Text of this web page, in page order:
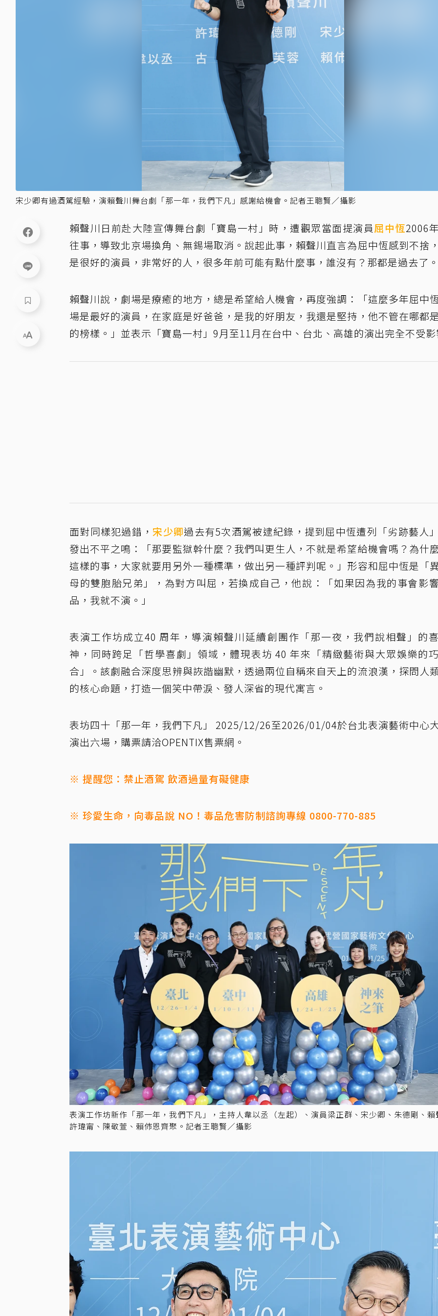
宋少卿有過酒駕經驗，演賴聲川舞台劇「那一年，我們下凡」感謝給機會。記者王聰賢／攝影
賴聲川日前赴大陸宣傳舞台劇「寶島一村」時，遭觀眾當面提演員屈中恆2006
往事，導致北京場換角、無錫場取消。說起此事，賴聲川直言為屈中恆感到不捨
是很好的演員，非常好的人，很多年前可能有點什麼事，誰沒有？那都是過去了。
賴聲川說，劇場是療癒的地方，總是希望給人機會，再度強調：「這麼多年屈中
場是最好的演員，在家庭是好爸爸，是我的好朋友，我還是堅持，他不管在哪都
的榜樣。」並表示「寶島一村」9月至11月在台中、台北、高雄的演出完全不受影
面對同樣犯過錯，宋少卿過去有5次酒駕被逮紀錄，提到屈中恆遭列「劣跡藝人
發出不平之鳴：「那要監獄幹什麼？我們叫更生人，不就是希望給機會嗎？為什
這樣的事，大家就要用另外一種標準，做出另一種評判呢。」形容和屈中恆是「
母的雙胞胎兄弟」，為對方叫屈，若換成自己，他說：「如果因為我的事會影
品，我就不演。」
表演工作坊成立40 周年，導演賴聲川延續創團作「那一夜，我們說相聲」的
神，同時跨足「哲學喜劇」領域，體現表坊 40 年來「精緻藝術與大眾娛樂的
合」。該劇融合深度思辨與詼諧幽默，透過兩位自稱來自天上的流浪漢，探問人
的核心命題，打造一個笑中帶淚、發人深省的現代寓言。
表坊四十「那一年，我們下凡」 2025/12/26至2026/01/04於台北表演藝術中心
演出六場，購票請洽OPENTIX售票網。
※ 提醒您：禁止酒駕 飲酒過量有礙健康
※ 珍愛生命，向毒品說 NO！毒品危害防制諮詢專線 0800-770-885
表演工作坊新作「那一年，我們下凡」，主持人韋以丞（左起）、演員梁正群、宋少卿、朱德剛、賴
許瑋甯、陳敬萱、賴伂恩齊聚。記者王聰賢／攝影